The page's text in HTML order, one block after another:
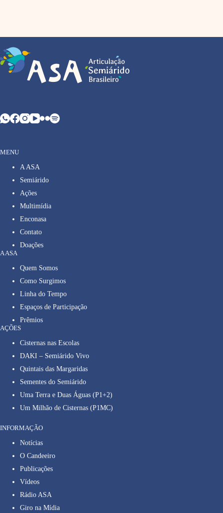
MENU
A ASA
Semiárido
Ações
Multimídia
Enconasa
Contato
Doações
A ASA
Quem Somos
Como Surgimos
Linha do Tempo
Espaços de Participação
Prêmios
AÇÕES
Cisternas nas Escolas
DAKI – Semiárido Vivo
Quintais das Margaridas
Sementes do Semiárido
Uma Terra e Duas Águas (P1+2)
Um Milhão de Cisternas (P1MC)
INFORMAÇÃO
Notícias
O Candeeiro
Publicações
Vídeos
Rádio ASA
Giro na Mídia